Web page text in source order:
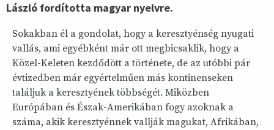
László fordította magyar nyelvre.
Sokakban él a gondolat, hogy a keresztyénség nyugati
vallás, ami egyébként már ott megbicsaklik, hogy a
Közel-Keleten kezdődött a története, de az utóbbi pár
évtizedben már egyértelműen más kontinenseken
találjuk a keresztyének többségét. Miközben
Európában és Észak-Amerikában fogy azoknak a
száma, akik keresztyénnek vallják magukat, Afrikában,